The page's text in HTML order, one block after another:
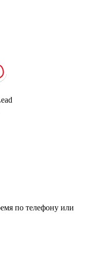
по телефону или